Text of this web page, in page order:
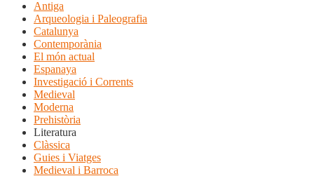
Antiga
Arqueologia i Paleografia
Catalunya
Contemporània
El món actual
Espanaya
Investigació i Corrents
Medieval
Moderna
Prehistòria
Literatura
Clàssica
Guies i Viatges
Medieval i Barroca